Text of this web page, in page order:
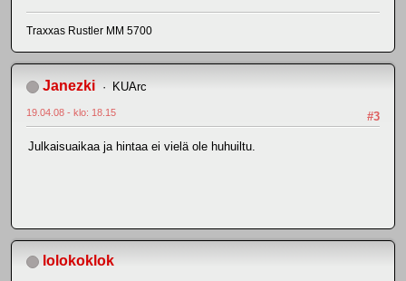
Traxxas Rustler MM 5700
Janezki KUArc
#3
19.04.08 - klo: 18.15
Julkaisuaikaa ja hintaa ei vielä ole huhuiltu.
lolokoklok